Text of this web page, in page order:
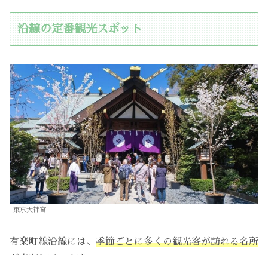
沿線の定番観光スポット
東京大神宮
有楽町線沿線には、 季節ごとに多くの観光客が訪れる名所